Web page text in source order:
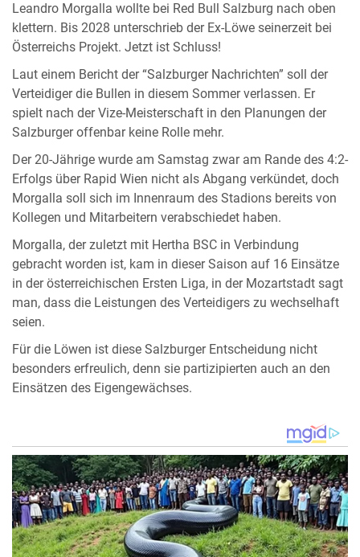
Leandro Morgalla wollte bei Red Bull Salzburg nach oben
klettern. Bis 2028 unterschrieb der Ex-Löwe seinerzeit bei
Österreichs Projekt. Jetzt ist Schluss!
Laut einem Bericht der “Salzburger Nachrichten” soll der
Verteidiger die Bullen in diesem Sommer verlassen. Er
spielt nach der Vize-Meisterschaft in den Planungen der
Salzburger offenbar keine Rolle mehr.
Der 20-Jährige wurde am Samstag zwar am Rande des 4:2-
Erfolgs über Rapid Wien nicht als Abgang verkündet, doch
Morgalla soll sich im Innenraum des Stadions bereits von
Kollegen und Mitarbeitern verabschiedet haben.
Morgalla, der zuletzt mit Hertha BSC in Verbindung
gebracht worden ist, kam in dieser Saison auf 16 Einsätze
in der österreichischen Ersten Liga, in der Mozartstadt sagt
man, dass die Leistungen des Verteidigers zu wechselhaft
seien.
Für die Löwen ist diese Salzburger Entscheidung nicht
besonders erfreulich, denn sie partizipierten auch an den
Einsätzen des Eigengewächses.